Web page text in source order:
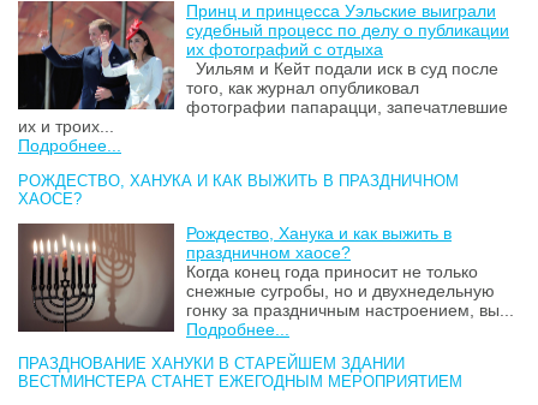
Принц и принцесса Уэльские выиграли
судебный процесс по делу о публикации
их фотографий с отдыха
Уильям и Кейт подали иск в суд после
того, как журнал опубликовал
фотографии папарацци, запечатлевшие
их и троих...
Подробнее...
РОЖДЕСТВО, ХАНУКА И КАК ВЫЖИТЬ В ПРАЗДНИЧНОМ
ХАОСЕ?
Рождество, Ханука и как выжить в
праздничном хаосе?
Когда конец года приносит не только
снежные сугробы, но и двухнедельную
гонку за праздничным настроением, вы...
Подробнее...
ПРАЗДНОВАНИЕ ХАНУКИ В СТАРЕЙШЕМ ЗДАНИИ
ВЕСТМИНСТЕРА СТАНЕТ ЕЖЕГОДНЫМ МЕРОПРИЯТИЕМ